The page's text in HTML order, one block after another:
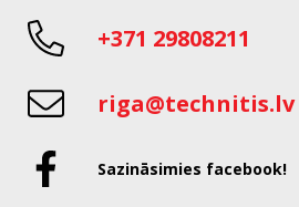
+371 29808211
riga@technitis.lv
Sazināsimies facebook!